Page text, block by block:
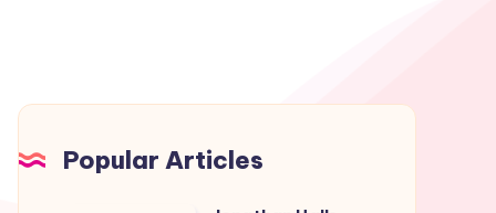
Popular Articles